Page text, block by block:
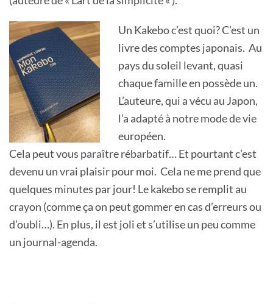
Un Kakebo c’est quoi? C’est un
livre des comptes japonais. Au
pays du soleil levant, quasi
chaque famille en possède un.
L’auteure, qui a vécu au Japon,
l’a adapté à notre mode de vie
européen.
Cela peut vous paraître rébarbatif… Et pourtant c’est
devenu un vrai plaisir pour moi. Cela ne me prend que
quelques minutes par jour! Le kakebo se remplit au
crayon (comme ça on peut gommer en cas d’erreurs ou
d’oubli…). En plus, il est joli et s’utilise un peu comme
un journal-agenda.